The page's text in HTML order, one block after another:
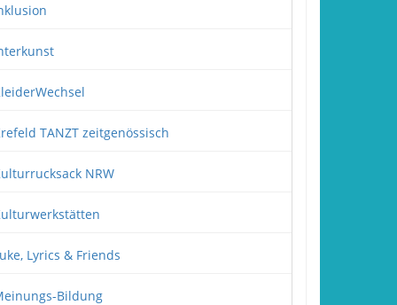
TANZT zeitgenössisch
NRW
Lyrics & Friends
Bildung